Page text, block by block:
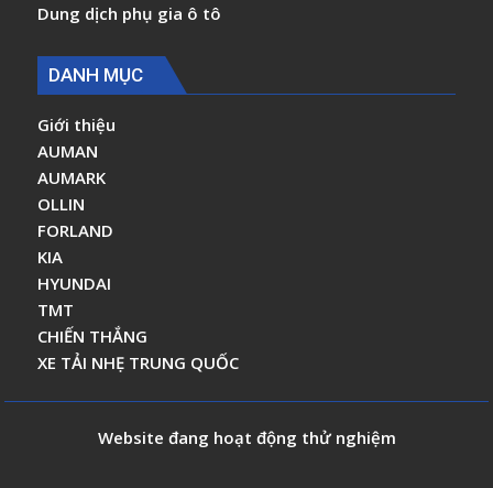
Dung dịch phụ gia ô tô
DANH MỤC
Giới thiệu
AUMAN
AUMARK
OLLIN
FORLAND
KIA
HYUNDAI
TMT
CHIẾN THẮNG
XE TẢI NHẸ TRUNG QUỐC
Website đang hoạt động thử nghiệm